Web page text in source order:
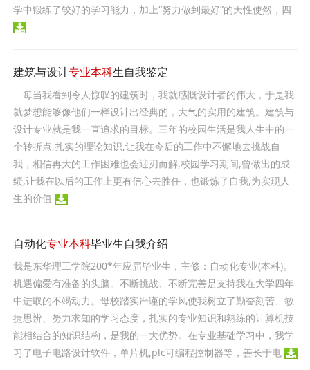
学中锻练了较好的学习能力，加上“努力做到最好”的天性使然，四
建筑与设计专业本科生自我鉴定
每当我看到令人惊叹的建筑时，我就感慨设计者的伟大，于是我
就梦想能够像他们一样设计出经典的，大气的实用的建筑。建筑与
设计专业就是我一直追求的目标。三年的校园生活是我人生中的一
个转折点,扎实的理论知识,让我在今后的工作中不懈地去挑战自
我，相信再大的工作困难也会迎刃而解,校园学习期间,曾做出的成
绩,让我在以后的工作上更有信心去胜任，也锻炼了自我,为实现人
生的价值
自动化专业本科毕业生自我介绍
我是东华理工学院200*年应届毕业生，主修：自动化专业(本科)。
机遇偏爱有准备的头脑。不断挑战、不断完善是支持我在大学四年
中进取的不竭动力。母校踏实严谨的学风使我树立了勤奋刻苦、敏
捷思辨、努力求知的学习态度，扎实的专业知识和熟练的计算机技
能相结合的知识结构，是我的一大优势。在专业基础学习中，我学
习了电子电路设计软件，单片机,plc可编程控制器等，善长于电